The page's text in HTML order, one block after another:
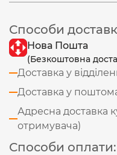
Способи
Нова Пошта
(Безкоштовна
Доставка у
Доставка у
Адресна доставка
отримувача)
Способи оплати: